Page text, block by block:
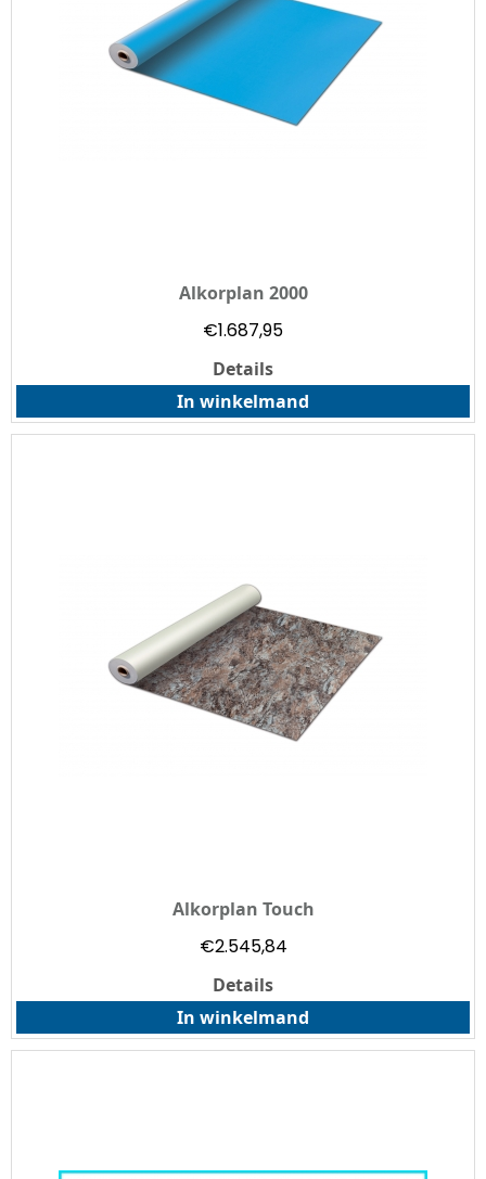
Alkorplan 2000
€1.687,95
Details
In winkelmand
Alkorplan Touch
€2.545,84
Details
In winkelmand